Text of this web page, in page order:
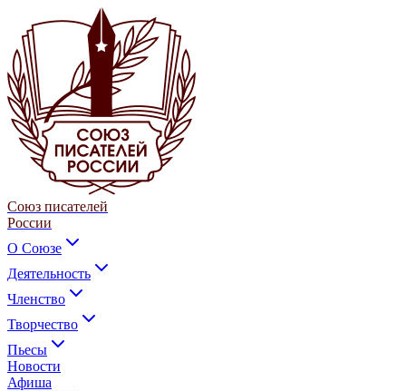
Союз писателей
России
О Союзе
Деятельность
Членство
Творчество
Пьесы
Новости
Афиша